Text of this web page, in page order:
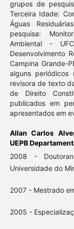
grupos de
Terceira Idade:
Águas
pesquisa:
Ambiental -
Desenvolvimento
Campina Grande-
alguns periódicos
revisora de texto
de Direito
publicados em
apresentados em
Allan Carlos
UEPB
2008 -
Universidade do
2007 - Mestrado
2005 -